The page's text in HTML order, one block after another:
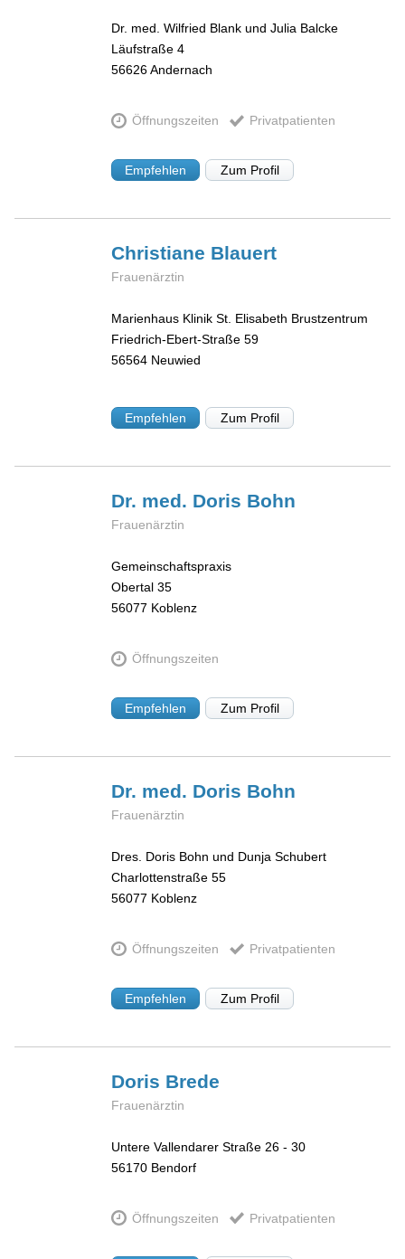
Dr. med. Wilfried Blank und Julia Balcke
Läufstraße 4
56626Andernach
Öffnungszeiten Privatpatienten
Empfehlen Zum Profil
Christiane Blauert
Frauenärztin
Marienhaus Klinik St. Elisabeth Brustzentrum
Friedrich-Ebert-Straße 59
56564 Neuwied
Empfehlen Zum Profil
Dr. med. Doris Bohn
Frauenärztin
Gemeinschaftspraxis
Obertal 35
56077 Koblenz
Öffnungszeiten
Empfehlen Zum Profil
Dr. med. Doris Bohn
Frauenärztin
Dres. Doris Bohn und Dunja Schubert
Charlottenstraße 55
56077 Koblenz
Öffnungszeiten Privatpatienten
Empfehlen Zum Profil
Doris Brede
Frauenärztin
Untere Vallendarer Straße 26 - 30
56170 Bendorf
Öffnungszeiten Privatpatienten